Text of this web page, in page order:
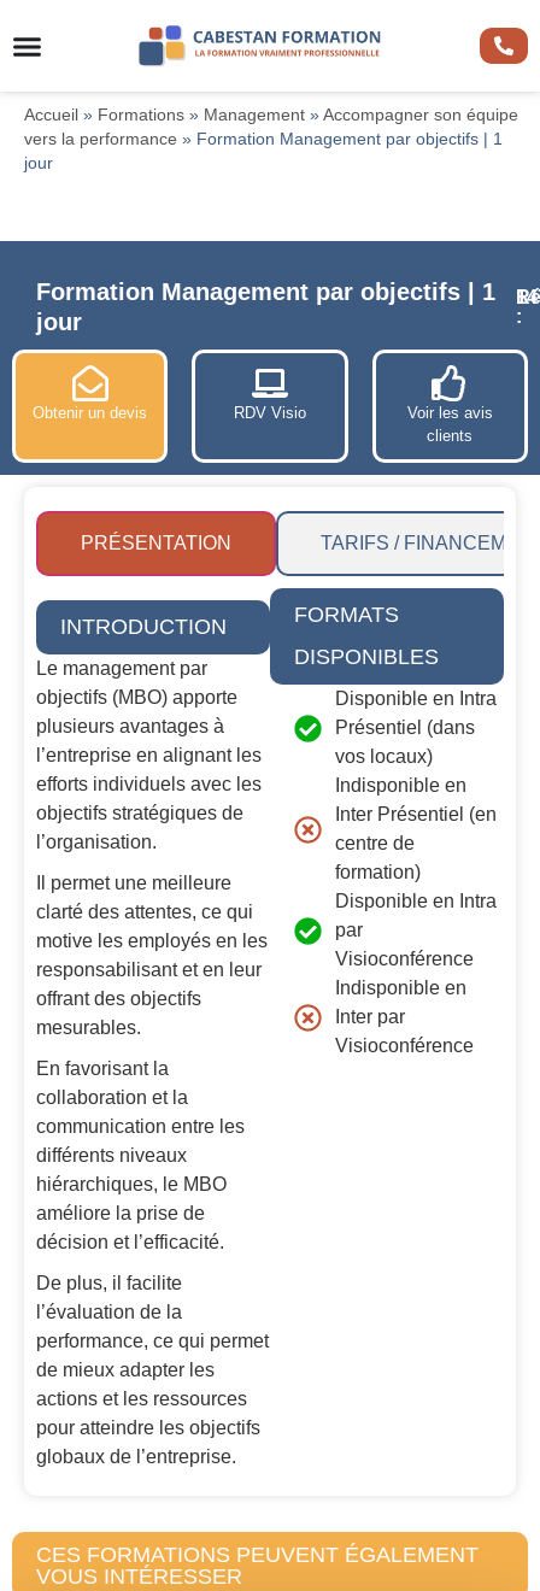
Accueil » Formations » Management » Accompagner son équipe
vers la performance » Formation Management par objectifs | 1
jour
Formation Management par objectifs | 1
jour
:
Obtenir un devis RDV Visio
Voir les avis
clients
PRÉSENTATION TARIFS /
INTRODUCTION
Le management par
objectifs (MBO) apporte
plusieurs avantages à
l’entreprise en alignant les
efforts individuels avec les
objectifs stratégiques de
l’organisation.
Il permet une meilleure
clarté des attentes, ce qui
motive les employés en les
responsabilisant et en leur
offrant des objectifs
mesurables.
En favorisant la
collaboration et la
communication entre les
différents niveaux
hiérarchiques, le MBO
améliore la prise de
décision et l’efficacité.
De plus, il facilite
l’évaluation de la
performance, ce qui permet
de mieux adapter les
actions et les ressources
pour atteindre les objectifs
globaux de l’entreprise.
FORMATS
DISPONIBLES
Disponible en Intra
Présentiel (dans
vos locaux)
Indisponible en
Inter Présentiel (en
centre de
formation)
Disponible en Intra
par
Visioconférence
Indisponible en
Inter par
Visioconférence
CES FORMATIONS PEUVENT ÉGALEMENT
VOUS INTÉRESSER